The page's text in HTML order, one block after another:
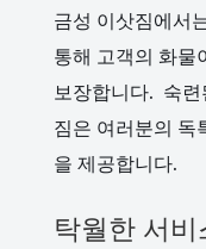
금성 이삿짐에서
통해 고객의 화물
보장합니다. 숙
짐은 여러분의 독
을 제공합니다.
탁월한 서비